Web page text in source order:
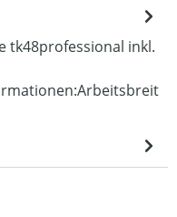
tk48professional inkl.